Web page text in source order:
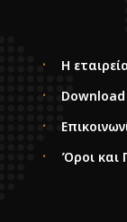
Η
Download
Όροι και